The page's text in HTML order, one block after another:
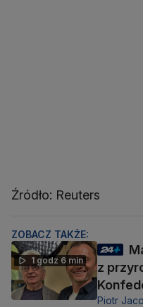
Źródło: Reuters
ZOBACZ TAKŻE:
1 godz 6 min
z
Piotr